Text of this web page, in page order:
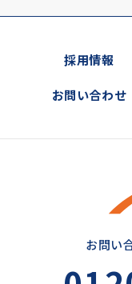
採用情報
お問い合わせ
お問い